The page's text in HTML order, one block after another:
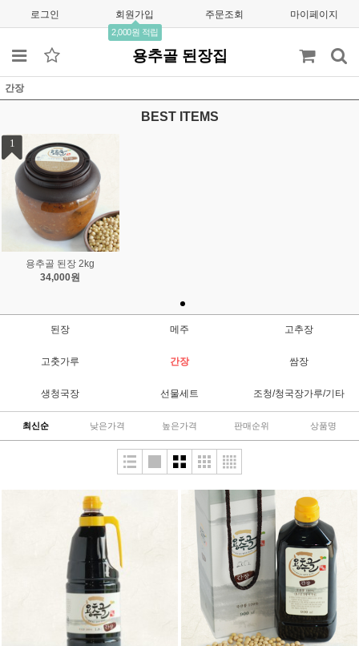
로그인 회원가입
2,000원 적립
주문조회 마이페이지
용추골 된장집
간장
BEST ITEMS
1
용추골 된장 2kg
34,000원
된장 메주 고추장
고춧가루 간장 쌈장
생청국장 선물세트 조청/청국장가루/기타
최신순 낮은가격 높은가격 판매순위 상품명